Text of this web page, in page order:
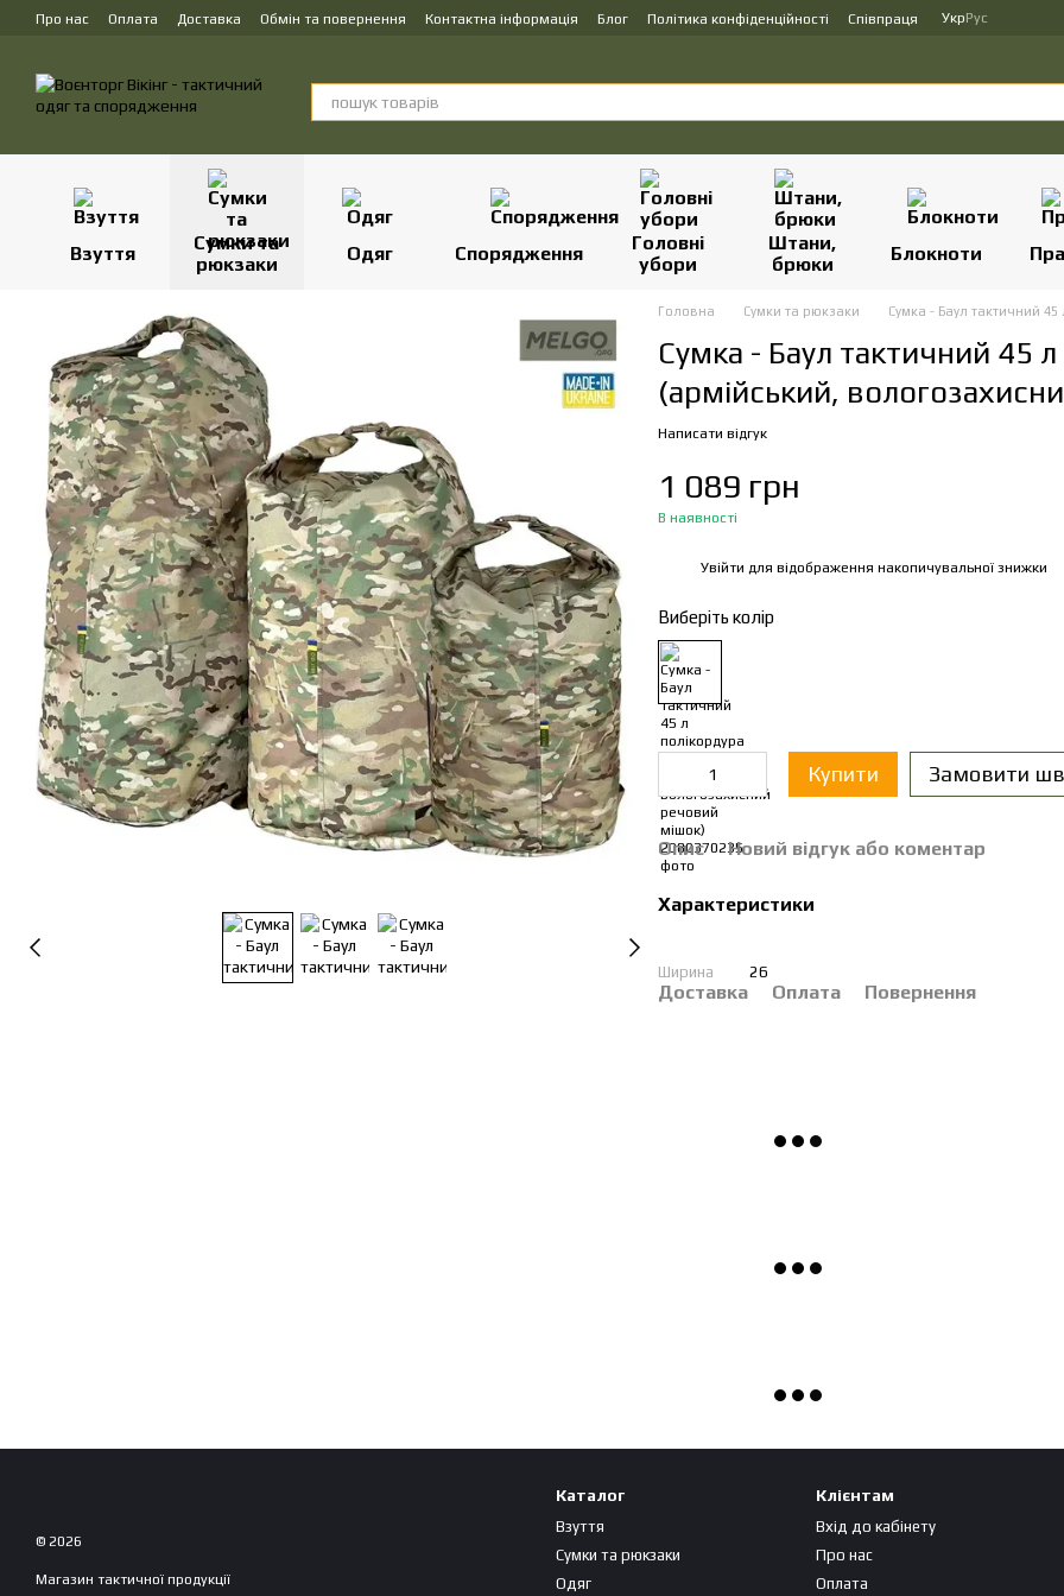
Перейти до основного контенту
Про нас Оплата Доставка Обмін та повернення Контактна інформація Блог Політика конфіденційності Співпраця УкрРус
Взуття
Сумки та
рюкзаки
Одяг Спорядження
Головні
убори
Штани,
брюки
Блокноти
Головна Сумки та рюкзаки Сумка - Баул тактичний
Сумка - Баул тактичний 45
(армійський,
Написати відгук
1 089 грн
В наявності
Увійти для відображення накопичувальної знижки
Виберіть колір
Купити Замовити
Опис Новий відгук або коментар
Характеристики
Ширина 26
Доставка Оплата Повернення
© 2026
Магазин тактичної продукції
Каталог
Взуття
Сумки та рюкзаки
Одяг
Клієнтам
Вхід до кабінету
Про нас
Оплата